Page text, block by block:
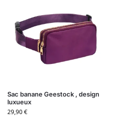
Sac banane Geestock , design
luxueux
29,90€